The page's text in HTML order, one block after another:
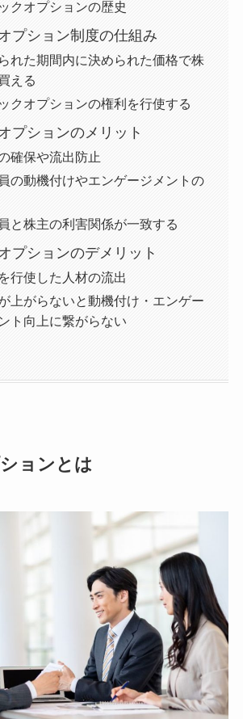
クオプションの歴史
プション制度の仕組み
れた期間内に決められた価格で株
える
クオプションの権利を行使する
プションのメリット
確保や流出防止
の動機付けやエンゲージメントの
と株主の利害関係が一致する
プションのデメリット
行使した人材の流出
上がらないと動機付け・エンゲー
ト向上に繋がらない
ョンとは